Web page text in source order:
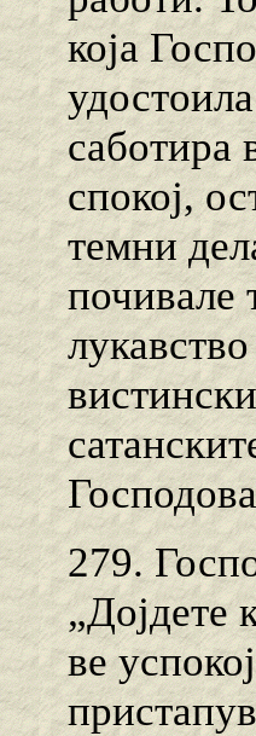
која
саботира
спокој,
темни
почивале
279.
„Дојдете
ве